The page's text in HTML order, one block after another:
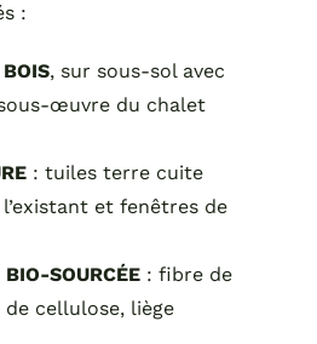
:
BOIS, sur sous-sol avec
œuvre du chalet
: tuiles terre cuite
et fenêtres de
SOURCÉE : fibre de
de cellulose, liège